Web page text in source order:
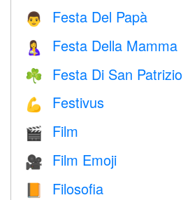
👨 Festa Del Papà
🤱 Festa Della Mamma
☘️ Festa Di San Patrizio
💪 Festivus
🎬 Film
🎥 Film Emoji
Filosofia